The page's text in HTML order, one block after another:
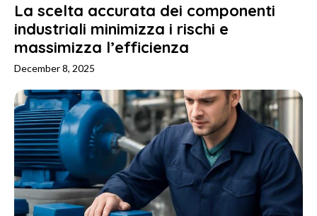
La scelta accurata dei componenti
industriali minimizza i rischi e
massimizza l’efficienza
December 8, 2025